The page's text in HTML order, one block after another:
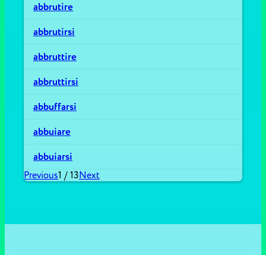
abbrutire
abbrutirsi
abbruttire
abbruttirsi
abbuffarsi
abbuiare
abbuiarsi
Previous1 / 13Next